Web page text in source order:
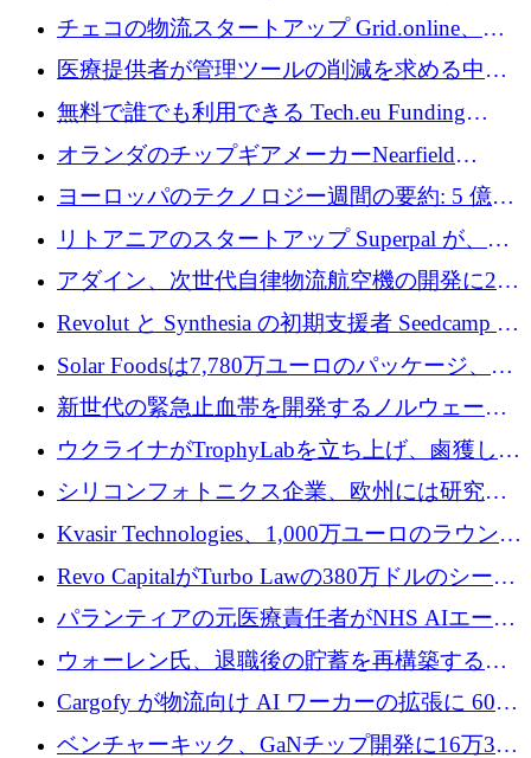
ンス全土に拡大するために1,300万ユーロを確
保
チェコの物流スタートアップ Grid.online、配
送量が 1 年で 10 倍に増加し、400 万ユーロの
医療提供者が管理ツールの削減を求める中、
a16z が Prosper AI を 3,000 万ドルで支援
無料で誰でも利用できる Tech.eu Funding
Explorer のご紹介
オランダのチップギアメーカーNearfield
Instrumentsが3億8,000万ドルを調達
ヨーロッパのテクノロジー週間の要約: 5 億
8,500 万ユーロを超える 60 以上のテクノロジ
ー資金調達取引
リトアニアのスタートアップ Superpal が、
Slack 内に構築された AI コワーカー プラット
フォームのために 50 万ユーロを調達
アダイン、次世代自律物流航空機の開発に250
万ユーロを確保
Revolut と Synthesia の初期支援者 Seedcamp が
3 億 2,000 万ドルを調達、米国に投資
Solar Foodsは7,780万ユーロのパッケージ、5
億ユーロの防衛および二重用途成長基金EDM
を開始、ヨーロッパのシリコンフォトニクス
に警告
新世代の緊急止血帯を開発するノルウェーの
スタートアップ企業を紹介する
ウクライナがTrophyLabを立ち上げ、鹵獲した
ロシア兵器を戦場の研究開発プラットフォー
ムに変える
シリコンフォトニクス企業、欧州には研究を
商業的に成功させるためのインフラが不足し
Kvasir Technologies、1,000万ユーロのラウンド
で成長を促進
Revo CapitalがTurbo Lawの380万ドルのシード
ラウンドを主導し、訴訟プラットフォームを
パランティアの元医療責任者がNHS AIエージ
ェントの立ち上げに1,000万ポンドを調達
ウォーレン氏、退職後の貯蓄を再構築するた
めに1,000万ユーロを調達
Cargofy が物流向け AI ワーカーの拡張に 600
万ドルを獲得
ベンチャーキック、GaNチップ開発に16万3千